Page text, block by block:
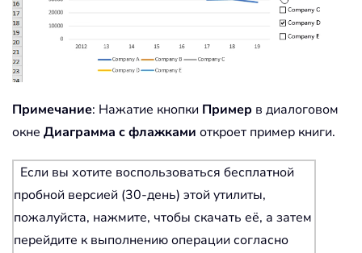
Примечание: Нажатие кнопки Пример в диалоговом
окне Диаграмма с флажками откроет пример книги.
Если вы хотите воспользоваться бесплатной
пробной версией (30-день) этой утилиты,
пожалуйста, нажмите, чтобы скачать её, а затем
перейдите к выполнению операции согласно